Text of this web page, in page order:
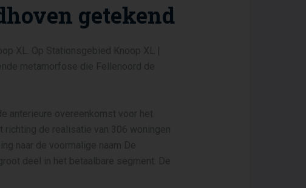
getekend
XL. Op Stationsgebied Knoop XL |
metamorfose die Fellenoord de
anterieure overeenkomst voor het
de realisatie van 306 woningen
naar de voormalige naam De
deel in het betaalbare segment. De